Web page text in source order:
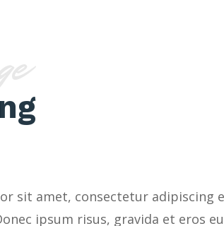
sit amet, consectetur
ipsum risus, gravida et eros